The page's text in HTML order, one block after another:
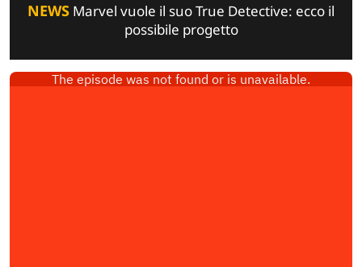
NEWS Marvel vuole il suo True Detective: ecco il
possibile progetto